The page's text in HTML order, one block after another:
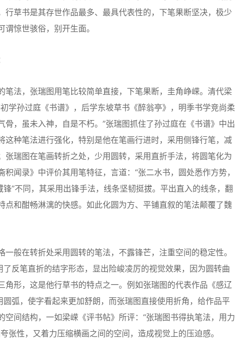
草书是其存世作品最多、最具代表性的，下笔果断坚决，极少
惊世骇俗，别开生面。
法，张瑞图用笔比较简单直接，下笔果断，圭角峥嵘。清代梁
学孙过庭《书谱》，后学东坡草书《醉翁亭》，明季书学竞尚柔
，虽未入神，自是不朽。”张瑞图抓住了孙过庭在《书谱》中出
种笔法进行强化，特别是他在笔画行进时，采用侧锋行笔，减
瑞图在笔画转折之处，少用圆转，采用直折手法，将圆笔化为
闻录》中评价其用笔特征，言道：“张二水书，圆处悉作方势，
”不同，其采用出锋手法，线条坚韧挺拔。平出直入的线条，翻
和酣畅淋漓的快感。如此化圆为方、平铺直叙的笔法颠覆了魏
在转折处采用圆转的笔法，不露锋芒，注重空间的稳定性。
反笔直折的结字形态，显出险峻凌厉的视觉效果，因为圆转曲
形，这是他行草书的特点之一。例如张瑞图的代表作品《感辽
弧，使字看起来更加舒朗，而张瑞图直接使用折角，给作品平
间结构，一如梁嵘《评书帖》所评：“张瑞图书得执笔法，用力
张性，又着力压缩横画之间的空间，造成视觉上的压迫感。